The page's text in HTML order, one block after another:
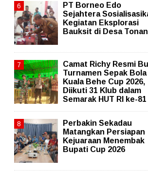
PT Borneo Edo
Sejahtera
Kegiatan Eksplorasi
Bauksit di Desa
Camat Richy Resmi
Turnamen Sepak Bola
Kuala Behe Cup 2026,
Diikuti 31 Klub dalam
Semarak HUT RI ke-81
Perbakin Sekadau
Matangkan Persiapan
Kejuaraan Menembak
Bupati Cup 2026